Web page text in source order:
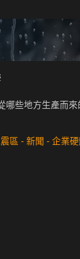
哪些地方生產而
區 - 新聞 - 企業